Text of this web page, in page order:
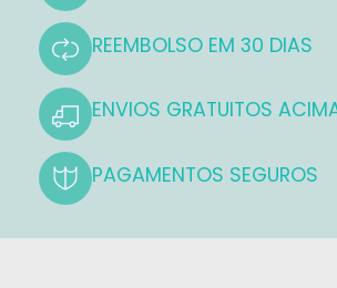
chosen
the
page
REEMBOLSO EM 30 DIAS
ENVIOS GRATUITOS
PAGAMENTOS SEGUROS